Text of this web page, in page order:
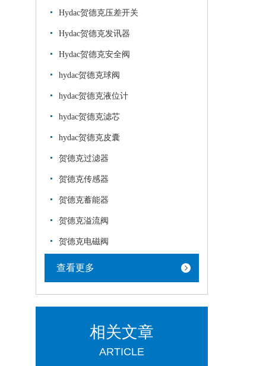
Hydac贺德克压差开关
Hydac贺德克发讯器
Hydac贺德克安全阀
hydac贺德克球阀
hydac贺德克液位计
hydac贺德克滤芯
hydac贺德克皮囊
贺德克过滤器
贺德克传感器
贺德克蓄能器
贺德克溢流阀
贺德克电磁阀
查看更多
相关文章
ARTICLE